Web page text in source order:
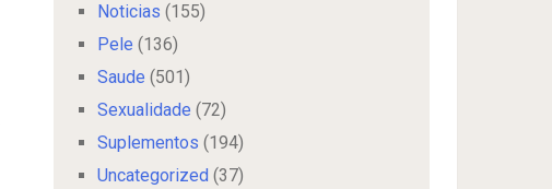
Noticias (155)
Pele (136)
Saude (501)
Sexualidade (72)
Suplementos (194)
Uncategorized (37)